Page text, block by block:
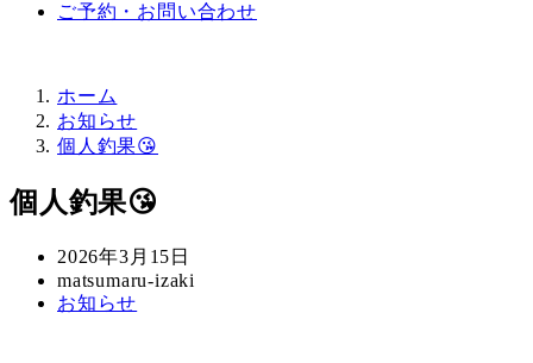
ご予約・お問い合わせ
ホーム
お知らせ
個人釣果😘
個人釣果😘
投
稿
日
2026年3月15日
著
者
matsumaru-izaki
カ
お知らせ